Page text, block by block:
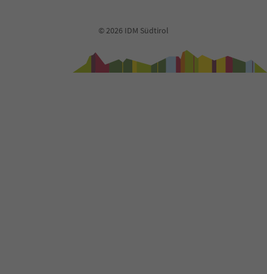
© 2026 IDM Südtirol